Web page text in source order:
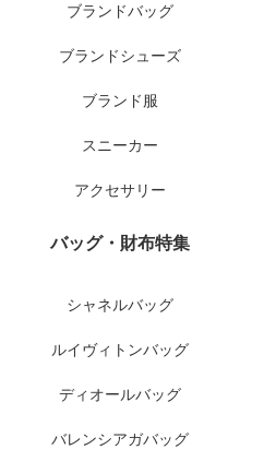
ブランドバッグ
ブランドシューズ
ブランド服
スニーカー
アクセサリー
バッグ・財布特集
シャネルバッグ
ルイヴィトンバッグ
ディオールバッグ
バレンシアガバッグ